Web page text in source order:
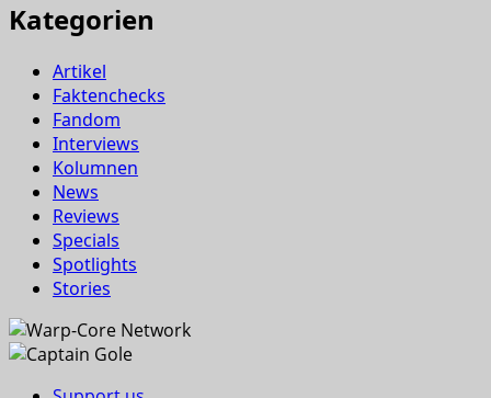
Kategorien
Artikel
Faktenchecks
Fandom
Interviews
Kolumnen
News
Reviews
Specials
Spotlights
Stories